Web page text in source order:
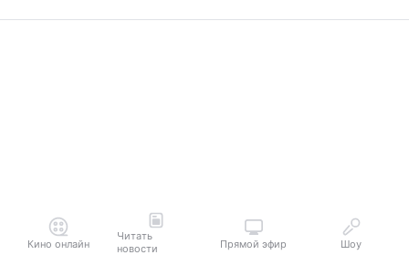
Кино онлайн
Читать
новости
Прямой эфир Шоу